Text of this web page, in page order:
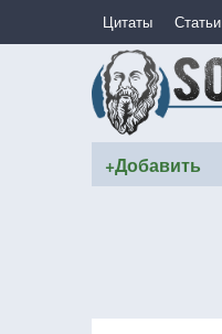
Цитаты Статьи
+Добавить